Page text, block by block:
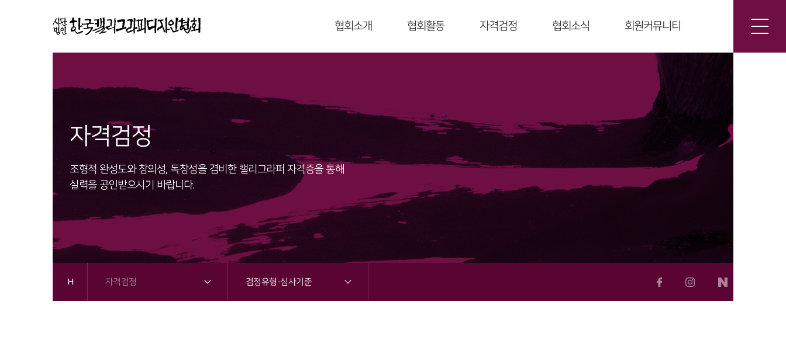
협회소개 협회활동 자격검정 협회소식 회원커뮤니티
자격검정
조형적 완성도와 창의성, 독창성을 겸비한 캘리그라퍼 자격증을 통해
실력을 공인받으시기 바랍니다.
H 자격검정 검정유형·심사기준